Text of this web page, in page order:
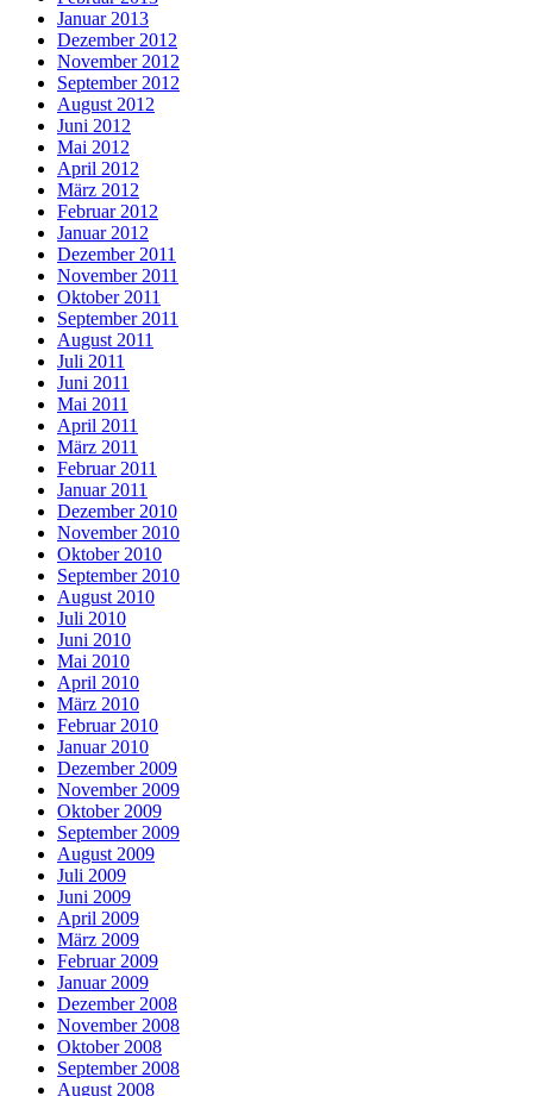
Januar 2013
Dezember 2012
November 2012
September 2012
August 2012
Juni 2012
Mai 2012
April 2012
März 2012
Februar 2012
Januar 2012
Dezember 2011
November 2011
Oktober 2011
September 2011
August 2011
Juli 2011
Juni 2011
Mai 2011
April 2011
März 2011
Februar 2011
Januar 2011
Dezember 2010
November 2010
Oktober 2010
September 2010
August 2010
Juli 2010
Juni 2010
Mai 2010
April 2010
März 2010
Februar 2010
Januar 2010
Dezember 2009
November 2009
Oktober 2009
September 2009
August 2009
Juli 2009
Juni 2009
April 2009
März 2009
Februar 2009
Januar 2009
Dezember 2008
November 2008
Oktober 2008
September 2008
August 2008